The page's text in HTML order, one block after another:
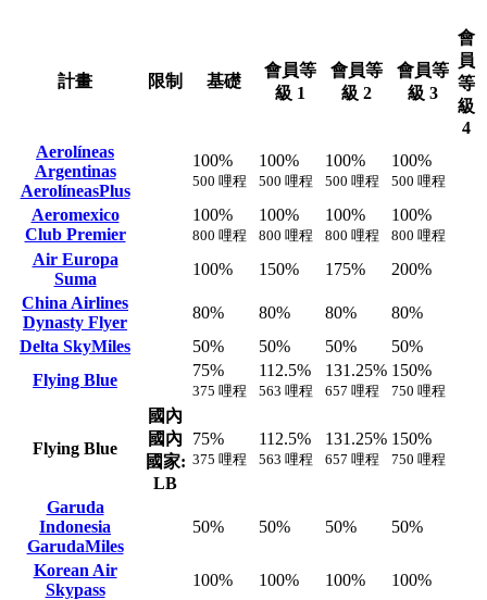
計畫 限制 基礎
會員等
級 1
會員等
級 2
會員等
級 3
會
員
等
級
4
Aerolíneas
Argentinas
AerolíneasPlus
100%
500 哩程
100%
500 哩程
100%
500 哩程
100%
500 哩程
Aeromexico
Club Premier
100%
800 哩程
100%
800 哩程
100%
800 哩程
100%
800 哩程
Air Europa
Suma
100% 150% 175%
200%
China Airlines
Dynasty Flyer
80% 80% 80%
80%
Delta SkyMiles
50% 50% 50%
50%
Flying Blue
75%
375 哩程
112.5%
563 哩程
131.25%
657 哩程
150%
750 哩程
Flying Blue
國內
國內
國家:
LB
75%
375 哩程
112.5%
563 哩程
131.25%
657 哩程
150%
750 哩程
Garuda
Indonesia
GarudaMiles
50% 50% 50% 50%
Korean Air
Skypass
100% 100% 100%
100%